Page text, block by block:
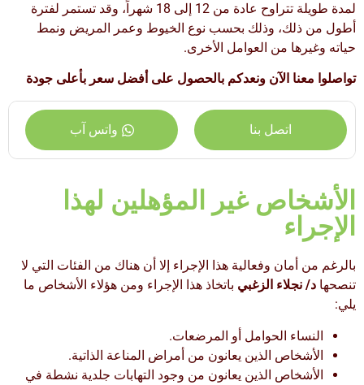
لمدة طويلة تتراوح عادة من 12 إلى 18 شهراً، وقد تستمر لفترة
أطول من ذلك، وذلك بحسب نوع الخيوط وعمر المريض ونمط
حياته وغيرها من العوامل الأخرى.
تواصلوا معنا الآن ونعدكم بالحصول على أفضل سعر بأعلى جودة
اتصل بنا واتس آب
الأشخاص غير المؤهلين لهذا
الإجراء
بالرغم من أمان وفعالية هذا الإجراء إلا أن هناك من الفئات التي لا
تنصحها د/ نجلاء الزغبي باتخاذ هذا الإجراء ومن هؤلاء الأشخاص ما
يلي:
النساء الحوامل أو المرضعات.
الأشخاص الذين يعانون من أمراض المناعة الذاتية.
الأشخاص الذين يعانون من وجود التهابات جلدية نشطة في